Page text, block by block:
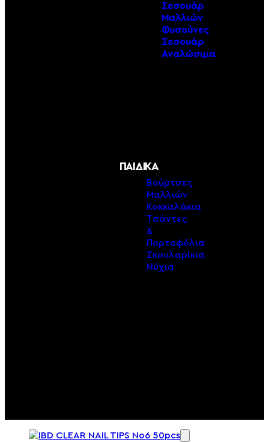
Σεσουάρ
Μαλλιών
Φυσούνες
Σεσουάρ
Αναλώσιμα
ΠΑΙΔΙΚΑ
Βούρτσες
Μαλλιών
Κοκκαλάκια
Τσάντες
&
Πορτοφόλια
Σκουλαρίκια
Νύχια